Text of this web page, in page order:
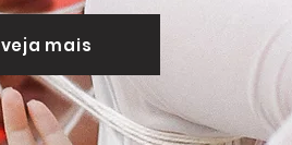
veja mais